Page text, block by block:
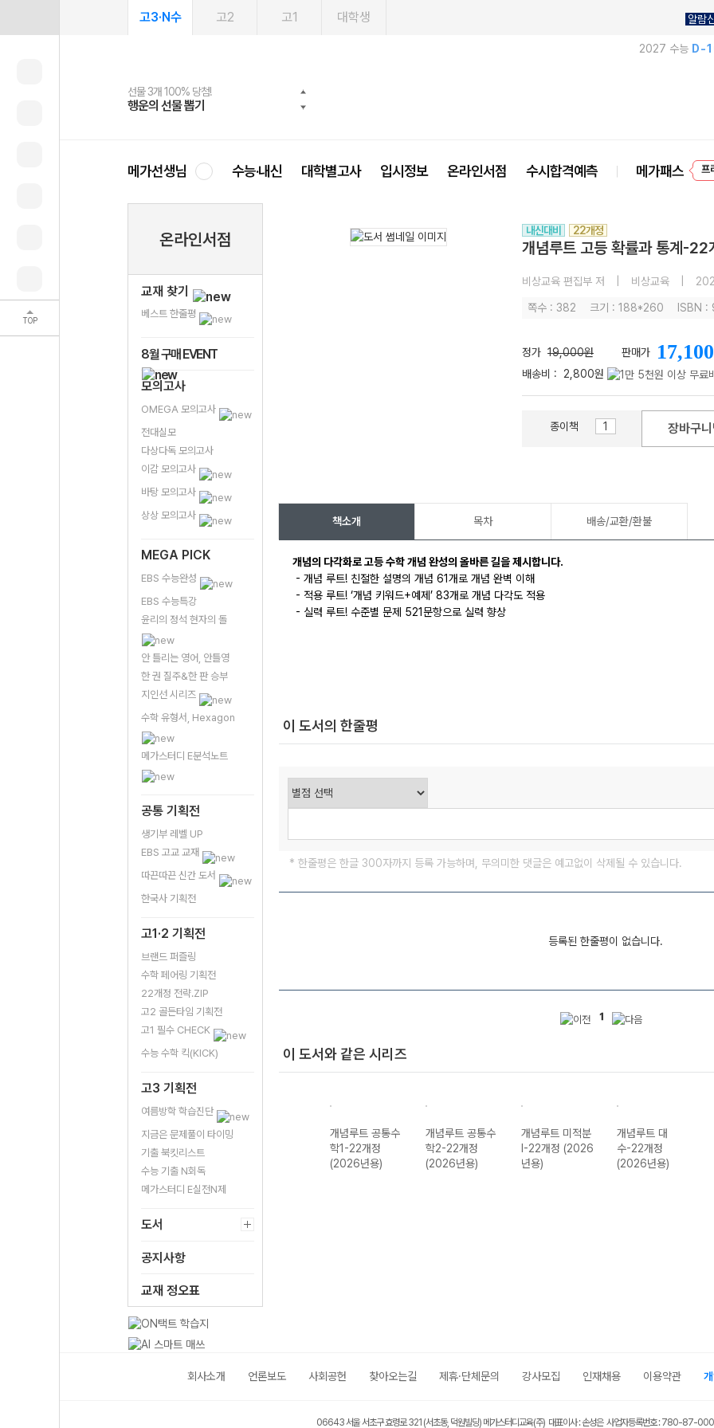
TOP
고3·N수 고2 고1 대학생 알람
2027 수능 D-
선물 3개 100% 당첨!
행운의 선물 뽑기
선물 100% 증정!
메가스터디 X 올리브
여름방학 스터디 캐시백
메가런 썸머스쿨
2027 러셀 단과
강사 공개선발
스마트러닝앱
설문 EVENT
메가패스
3일 무료 체험권
메가패스 수강생 무료혜택!
메가클럽 멤버십
사회공헌 캠페인
희망이룸 메가나눔
메가선생님 수능·내신 대학별고사 입시정보 온라인서점 수시합격예측 메가패스
온라인서점
교재 찾기
베스트 한줄평
8월 구매 EVENT
모의고사
OMEGA 모의고사
전대실모
다상다독 모의고사
이감 모의고사
바탕 모의고사
상상 모의고사
MEGA PICK
EBS 수능완성
EBS 수능특강
윤리의 정석 현자의 돌
안 틀리는 영어, 안틀영
한 권 질주&한 판 승부
지인선 시리즈
수학 유형서, Hexagon
메가스터디 E분석노트
공통 기획전
생기부 레벨 UP
EBS 고교 교재
따끈따끈 신간 도서
한국사 기획전
고1·2 기획전
브랜드 퍼즐링
수학 페어링 기획전
22개정 전략.ZIP
고2 골든타임 기획전
고1 필수 CHECK
수능 수학 킥(KICK)
고3 기획전
여름방학 학습진단
지금은 문제풀이 타이밍
기출 북킷리스트
수능 기출 N회독
메가스터디 E실전N제
도서
공지사항
교재 정오표
내신대비 22개정
개념루트 고등 확률과 통계-
비상교육 편집부 저 비상교육
쪽수 : 382 크기 : 188*260 ISBN :
정가 19,000원 판매가 17,100
배송비 : 2,800원
종이책 장바구니
책소개 목차 배송/교환/환불
개념의 다각화로 고등 수학 개념 완성의 올바른 길을 제시합니다.
- 개념 루트! 친절한 설명의 개념 61개로 개념 완벽 이해
- 적용 루트! ‘개념 키워드+예제’ 83개로 개념 다각도 적용
- 실력 루트! 수준별 문제 521문항으로 실력 향상
이 도서의 한줄평
* 한줄평은 한글 300자까지 등록 가능하며, 무의미한 댓글은 예고없이 삭제될 수 있습니다.
등록된 한줄평이 없습니다.
1
이 도서와 같은 시리즈
개념루트 공통수
학1-22개정
(2026년용)
개념루트 공통수
학2-22개정
(2026년용)
개념루트 미적분
I-22개정 (2026
년용)
개념루트 대
수-22개정
(2026년용)
회사소개 언론보도 사회공헌 찾아오는길 제휴·단체문의 강사모집 인재채용 이용약관
06643 서울 서초구 효령로 321 (서초동, 덕원빌딩) 메가스터디교육(주) 대표이사 : 손성은 사업자등록번호 : 780-87-